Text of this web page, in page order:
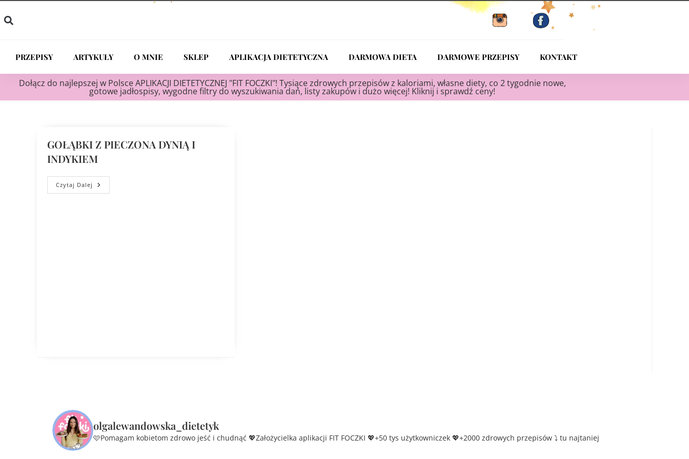
PRZEPISY ARTYKUŁY O MNIE SKLEP APLIKACJA DIETETYCZNA DARMOWA DIETA DARMOWE PRZEPISY KONTAKT
Dołącz do najlepszej w Polsce APLIKACJI DIETETYCZNEJ "FIT FOCZKI"! Tysiące zdrowych przepisów z kaloriami, własne diety, co 2 tygodnie nowe,
gotowe jadłospisy, wygodne filtry do wyszukiwania dań, listy zakupów i dużo więcej! Kliknij i sprawdź ceny!
GOŁĄBKI Z PIECZONA DYNIĄ I
INDYKIEM
Czytaj Dalej
olgalewandowska_dietetyk
🩷Pomagam kobietom zdrowo jeść i chudnąć 💖Założycielka aplikacji FIT FOCZKI 💖+50 tys użytkowniczek 💖+2000 zdrowych przepisów ⤵️ tu najtaniej